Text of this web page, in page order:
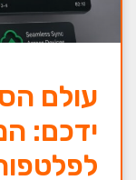
עולם
ידכם: